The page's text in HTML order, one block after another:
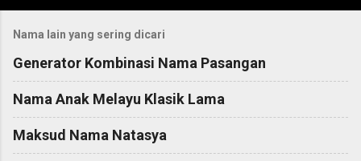
o
m
m
e
n
Nama lain yang sering dicari
Generator Kombinasi Nama Pasangan
Nama Anak Melayu Klasik Lama
Maksud Nama Natasya